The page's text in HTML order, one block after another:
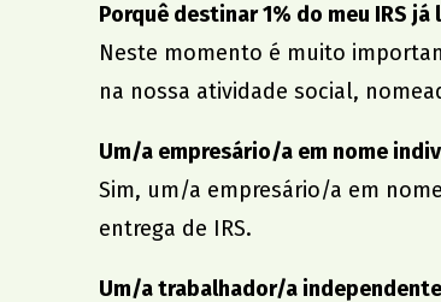
Porquê destinar 1% do meu IRS já
Neste momento é muito
na nossa atividade social,
Um/a empresário/a em nome
Sim, um/a empresário/a em
entrega de IRS.
Um/a trabalhador/a